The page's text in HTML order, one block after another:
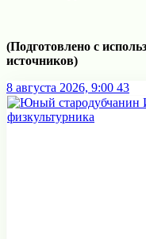
(Подготовлено с
источников)
8 августа 2026, 9:00 43